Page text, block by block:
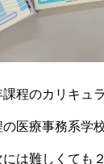
程のカリキュ
医療事務系学
は難しくても